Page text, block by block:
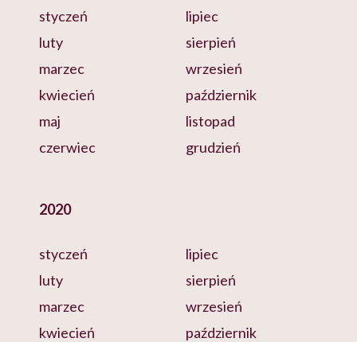
styczeń
luty
marzec
kwiecień
maj
czerwiec
lipiec
sierpień
wrzesień
październik
listopad
grudzień
2020
styczeń
luty
marzec
kwiecień
lipiec
sierpień
wrzesień
październik